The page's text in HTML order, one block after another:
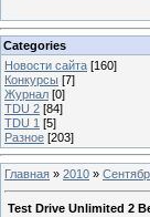
Categories
Новости сайта [160]
Конкурсы [7]
Журнал [0]
TDU 2 [84]
TDU 1 [5]
Разное [203]
Главная » 2010 »
Test Drive Unlimited 2